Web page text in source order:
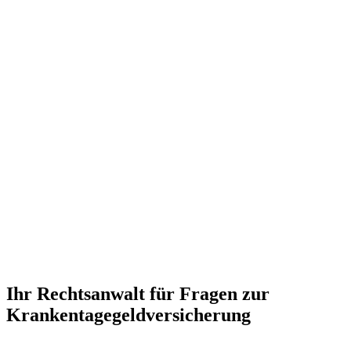
Ihr Rechtsanwalt für Fragen zur
Krankentagegeldversicherung